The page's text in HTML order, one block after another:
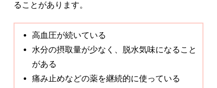
ることがあります。
高血圧が続いている
水分の摂取量が少なく、脱水気味になること
がある
痛み止めなどの薬を継続的に使っている